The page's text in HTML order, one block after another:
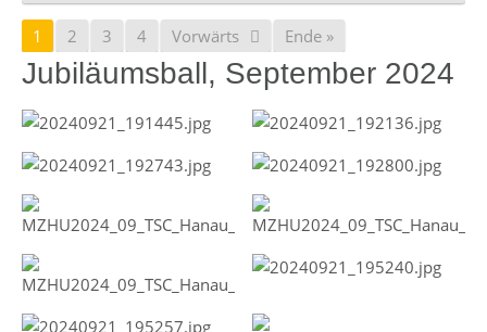
1 2 3 4 Vorwärts Ende »
Jubiläumsball, September 2024